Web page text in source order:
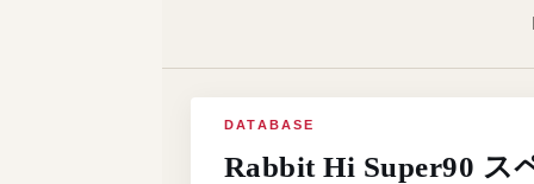
DATABASE
Rabbit Hi Super90 ス